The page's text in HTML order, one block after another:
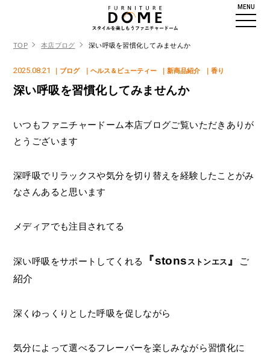
MENU
TOP 本店ブログ 深い呼吸を習慣化してみませんか
2025.08.21 ｜ブログ ｜ヘルス＆ビューティー ｜新商品紹介 ｜香り
深い呼吸を習慣化してみませんか
いつもファニチャードーム本店ブログご覧いただきありが
とうございます
深呼吸でリラックスや気分を切り替えを経験したことがみ
なさんあると思います
メディアでも注目されてる
深い呼吸をサポートしてくれる 『stons ストンエス 』
ご
紹介
深くゆっくりとした呼吸を促しながら
気分によって選べるフレーバーを楽しみながら習慣化に